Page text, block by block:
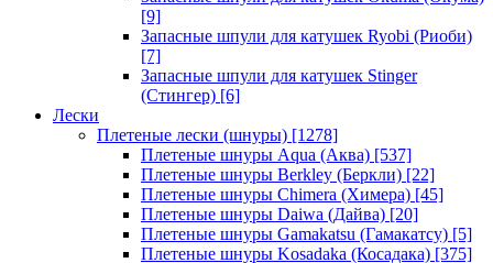
[9]
Запасные шпули для катушек Ryobi (Риоби)
[7]
Запасные шпули для катушек Stinger
(Стингер) [6]
Лески
Плетеные лески (шнуры) [1278]
Плетеные шнуры Aqua (Аква) [537]
Плетеные шнуры Berkley (Беркли) [22]
Плетеные шнуры Chimera (Химера) [45]
Плетеные шнуры Daiwa (Дайва) [20]
Плетеные шнуры Gamakatsu (Гамакатсу) [5]
Плетеные шнуры Kosadaka (Косадака) [375]